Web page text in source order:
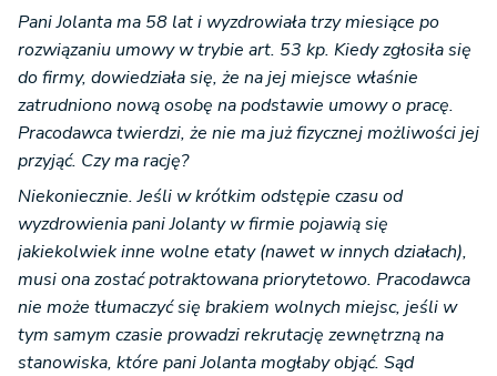
Pani Jolanta ma 58 lat i wyzdrowiała trzy miesiące po
rozwiązaniu umowy w trybie art. 53 kp. Kiedy zgłosiła się
do firmy, dowiedziała się, że na jej miejsce właśnie
zatrudniono nową osobę na podstawie umowy o pracę.
Pracodawca twierdzi, że nie ma już fizycznej możliwości jej
przyjąć. Czy ma rację?
Niekoniecznie. Jeśli w krótkim odstępie czasu od
wyzdrowienia pani Jolanty w firmie pojawią się
jakiekolwiek inne wolne etaty (nawet w innych działach),
musi ona zostać potraktowana priorytetowo. Pracodawca
nie może tłumaczyć się brakiem wolnych miejsc, jeśli w
tym samym czasie prowadzi rekrutację zewnętrzną na
stanowiska, które pani Jolanta mogłaby objąć. Sąd